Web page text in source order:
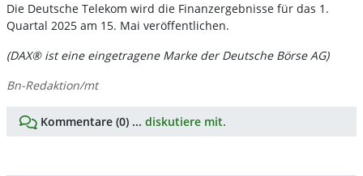
Die Deutsche Telekom wird die Finanzergebnisse für das 1.
Quartal 2025 am 15. Mai veröffentlichen.
(DAX® ist eine eingetragene Marke der Deutsche Börse AG)
Bn-Redaktion/mt
Kommentare (0) ... diskutiere mit.